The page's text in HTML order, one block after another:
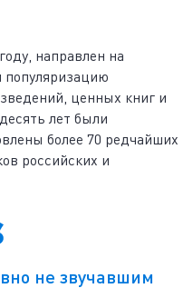
направлен на
популяризацию
ценных книг и
лет были
более 70 редчайших
российских и
не звучавшим